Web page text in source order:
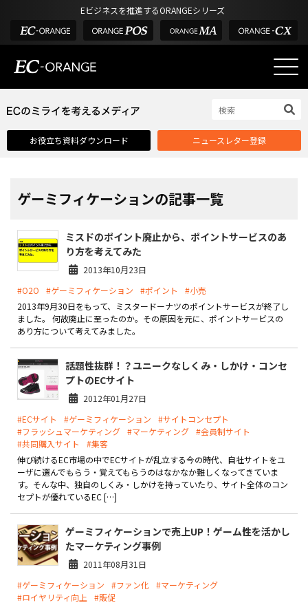
Eビジネスを推進するORANGEシリーズ
選ばれる理由
課題解決例
外部サービス連携
インフラ環境・サポート
費用
製品
特長
ショッピングモール型 EC
マルチテナント、マルチブランドなど
通販受注対応
ECと通販の連動を可能に
EC運用支援
継続的に結果を出し続けるECサイトへ
スクラッチ開発
内製化支援
補助金活用支援
お役立ち資料ダウンロード ニュースレター登録
ゲーミフィケーションの記事一覧
ミスドのポイント廃止から、ポイントサービスのあ
り方を考えてみた
2013年10月23日
#O2O
#ゲーミフィケーション #ポイント
#小売
2013年9月30日をもって、ミスタードーナツのポイントサービスが終了し
ました。 何故廃止に至ったのか。その原因を元に、ポイントサービスの
あり方について考えてみました。
話題性抜群！？ユニークなしくみ・しかけ・コンセ
プトのECサイト
2012年01月27日
#ECサイト
#ゲーミフィケーション
#サイトコンセプト
#フラッシュマーケティング #マーケティング #会員制サイト
#共同購入サイト
#集客
伸び続けるEC市場の中でECサイトが乱立する今の時代、自社サイトをユ
ーザに選んでもらう・覚えてもらうのはなかなか難しくなってきていま
す。そんな中、独自のしくみ・しかけを持っていたり、サイト全体のコン
セプトが優れているEC […]
ゲーミフィケーションで売上UP！ゲーム性を活かし
たマーケティング事例
2011年08月31日
#ゲーミフィケーション
#ファン化
#マーケティング
#ロイヤリティ向上
#販促